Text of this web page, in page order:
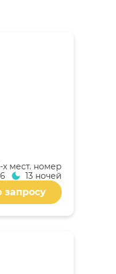
x мест. номер
13 ночей
запросу